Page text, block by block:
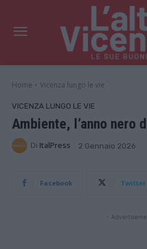
Home Vicenza lungo le vie
VICENZA LUNGO LE VIE
Ambiente, l’anno nero
Di ItalPress 2 Gennaio 2026
Facebook Twitter
-